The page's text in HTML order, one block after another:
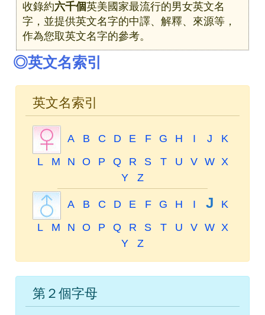
收錄約六千個英美國家最流行的男女英文名
字，並提供英文名字的中譯、解釋、來源等，
作為您取英文名字的參考。
◎英文名索引
英文名索引
A B C D E F G H I J
K
L
M N O P Q R S T U V W X
Y
Z
A B C D E F G H I J
K
L
M N O P Q R S T U V W X
Y
Z
第２個字母